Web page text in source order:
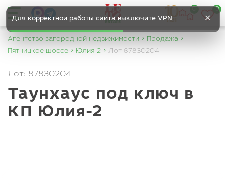
Для корректной работы сайта выключите VPN ✕
0
Агентство загородной недвижимости
Продажа
Пятницкое шоссе
Юлия-2 Лот 87830204
Лот: 87830204
Таунхаус под ключ в
КП Юлия-2